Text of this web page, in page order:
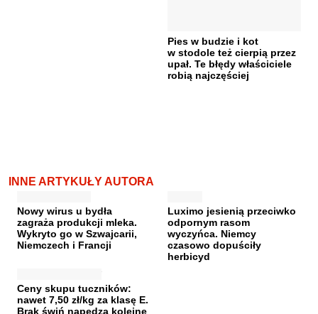
Pies w budzie i kot
w stodole też cierpią przez
upał. Te błędy właściciele
robią najczęściej
INNE ARTYKUŁY AUTORA
Nowy wirus u bydła
zagraża produkcji mleka.
Wykryto go w Szwajcarii,
Niemczech i Francji
Luximo jesienią przeciwko
odpornym rasom
wyczyńca. Niemcy
czasowo dopuściły
herbicyd
Ceny skupu tuczników:
nawet 7,50 zł/kg za klasę E.
Brak świń napędza kolejne